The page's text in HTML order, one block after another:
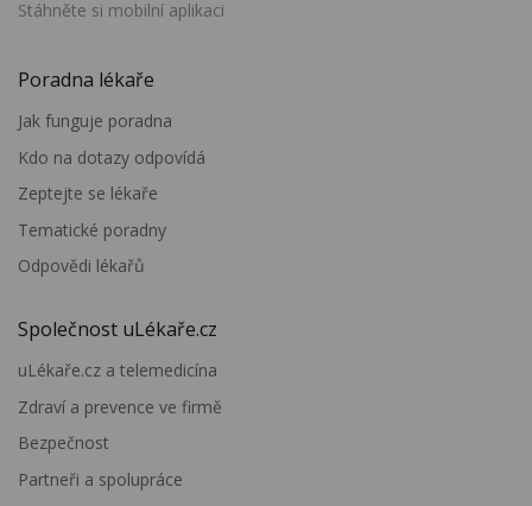
Stáhněte si mobilní aplikaci
Poradna lékaře
Jak funguje poradna
Kdo na dotazy odpovídá
Zeptejte se lékaře
Tematické poradny
Odpovědi lékařů
Společnost uLékaře.cz
uLékaře.cz a telemedicína
Zdraví a prevence ve firmě
Bezpečnost
Partneři a spolupráce